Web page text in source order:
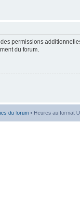
permissions
du forum.
du forum • Heures au format